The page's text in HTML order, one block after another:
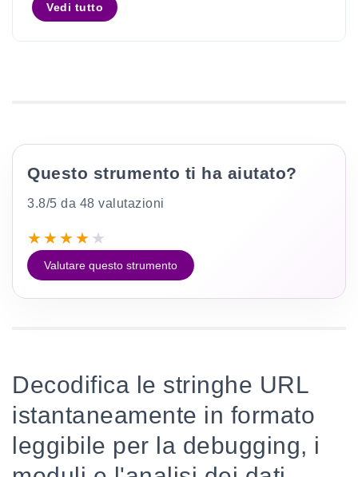
Vedi tutto
Questo strumento ti ha aiutato?
3.8/5 da 48 valutazioni
★★★★ ★
Valutare questo strumento
Decodifica le stringhe URL
istantaneamente in formato
leggibile per la debugging, i